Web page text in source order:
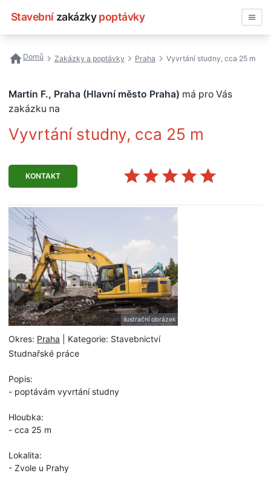
Stavební zakázky poptávky
Nejčastější vyhledávání
Registrace firmy
Domů Zakázky a poptávky Praha Vyvrtání studny, cca 25 m
Martin F., Praha (Hlavní město Praha) má pro Vás
zakázku na
Vyvrtání studny, cca 25 m
KONTAKT
Okres: Praha | Kategorie: Stavebnictví
Studnařské práce
Popis:
- poptávám vyvrtání studny
Hloubka:
- cca 25 m
Lokalita:
- Zvole u Prahy
ilustrační obrázek